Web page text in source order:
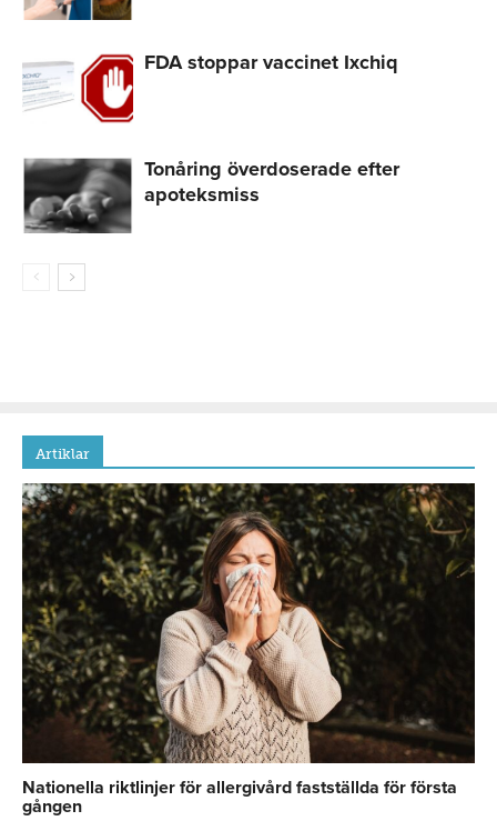
FDA stoppar vaccinet Ixchiq
Tonåring överdoserade efter
apoteksmiss
Artiklar
Nationella riktlinjer för allergivård fastställda för första
gången